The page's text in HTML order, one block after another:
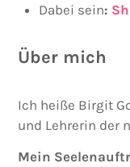
Dabei sein:
Über mich
Ich heiße Birgit
und Lehrerin der
Mein